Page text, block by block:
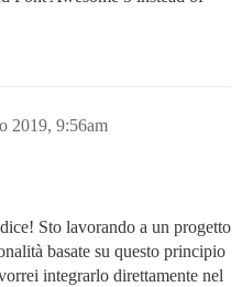
2019, 9:56am
Sto lavorando a un progetto
basate su questo principio
integrarlo direttamente nel